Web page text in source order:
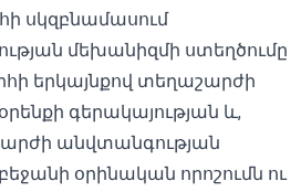
սկզբնամասում
մեխանիզմի ստեղծումը
երկայնքով տեղաշարժի
գերակայության և,
անվտանգության
օրինական որոշումն ու